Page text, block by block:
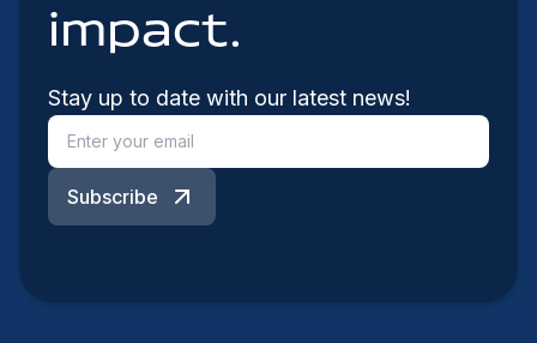
impact.
Stay up to date with our latest news!
Subscribe